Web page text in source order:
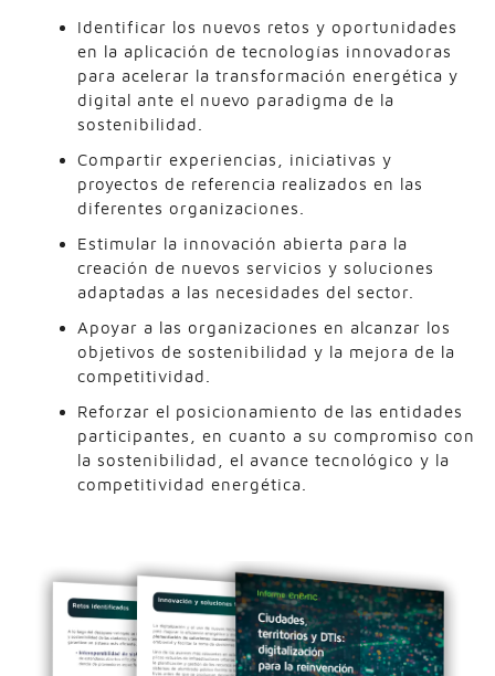
Identificar los nuevos retos y oportunidades
en la aplicación de tecnologías innovadoras
para acelerar la transformación energética y
digital ante el nuevo paradigma de la
sostenibilidad.
Compartir experiencias, iniciativas y
proyectos de referencia realizados en las
diferentes organizaciones.
Estimular la innovación abierta para la
creación de nuevos servicios y soluciones
adaptadas a las necesidades del sector.
Apoyar a las organizaciones en alcanzar los
objetivos de sostenibilidad y la mejora de la
competitividad.
Reforzar el posicionamiento de las entidades
participantes, en cuanto a su compromiso con
la sostenibilidad, el avance tecnológico y la
competitividad energética.